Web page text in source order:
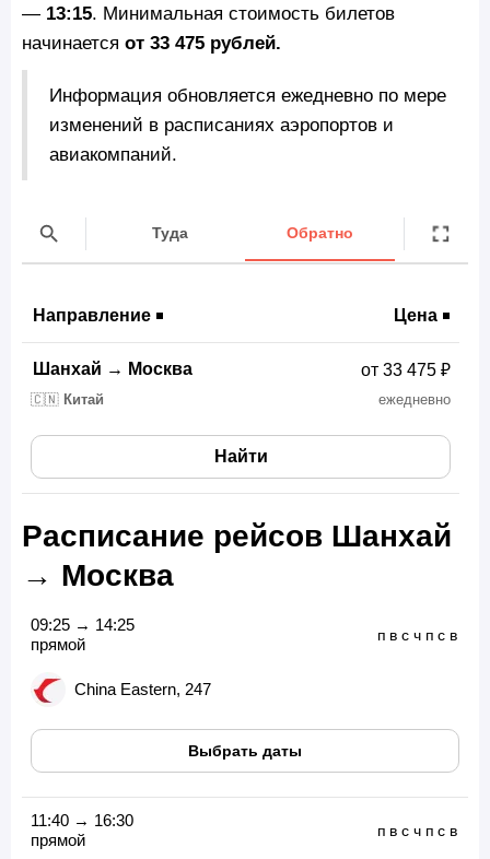
— 13:15. Минимальная стоимость билетов
начинается от 33 475 рублей.
Информация обновляется ежедневно по мере
изменений в расписаниях аэропортов и
авиакомпаний.
Туда Обратно
Направление Цена
Шанхай → Москва
🇨🇳 Китай ежедневно
от 33 475 ₽
Найти
Расписание рейсов Шанхай
→ Москва
09:25 → 14:25
прямой
China Eastern, 247
п в с ч п с в
Выбрать даты
11:40 → 16:30
прямой
п в с ч п с в